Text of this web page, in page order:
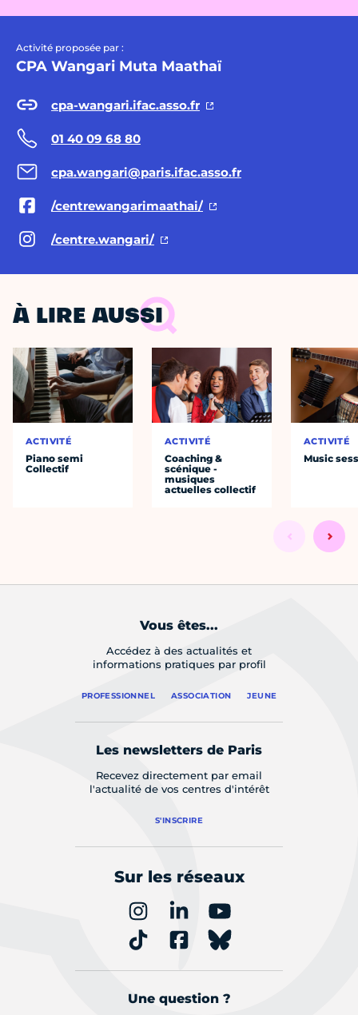
Activité proposée par :
CPA Wangari Muta Maathaï
cpa-wangari.ifac.asso.fr
01 40 09 68 80
cpa.wangari@paris.ifac.asso.fr
/centrewangarimaathai/
/centre.wangari/
À LIRE AUSSI
ACTIVITÉ
Piano semi
Collectif
ACTIVITÉ
Coaching &
scénique -
musiques
actuelles collectif
ACTIVITÉ
Music
Vous êtes...
Accédez à des actualités et
informations pratiques par profil
PROFESSIONNEL ASSOCIATION JEUNE
Les newsletters de Paris
Recevez directement par email
l'actualité de vos centres d'intérêt
S'INSCRIRE
Sur les réseaux
Une question ?